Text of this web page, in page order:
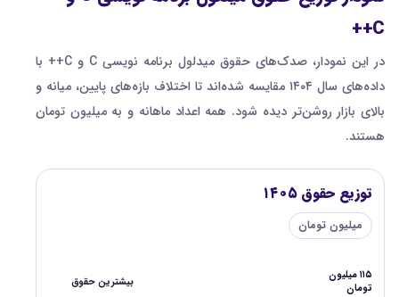
C++
در این نمودار، صدک‌های حقوق میدلول برنامه نویسی C و C++ با
داده‌های سال ۱۴۰۴ مقایسه شده‌اند تا اختلاف بازه‌های پایین، میانه و
بالای بازار روشن‌تر دیده شود. همه اعداد ماهانه و به میلیون تومان
هستند.
توزیع حقوق ۱۴۰۵
میلیون تومان
بیشترین حقوق
۱۱۵ میلیون
تومان